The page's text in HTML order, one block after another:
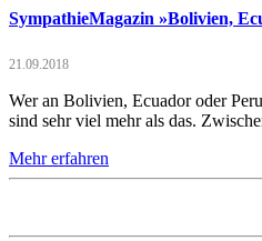
SympathieMagazin »Bolivien,
21.09.2018
Wer an Bolivien, Ecuador oder
sind sehr viel mehr als das.
Mehr erfahren